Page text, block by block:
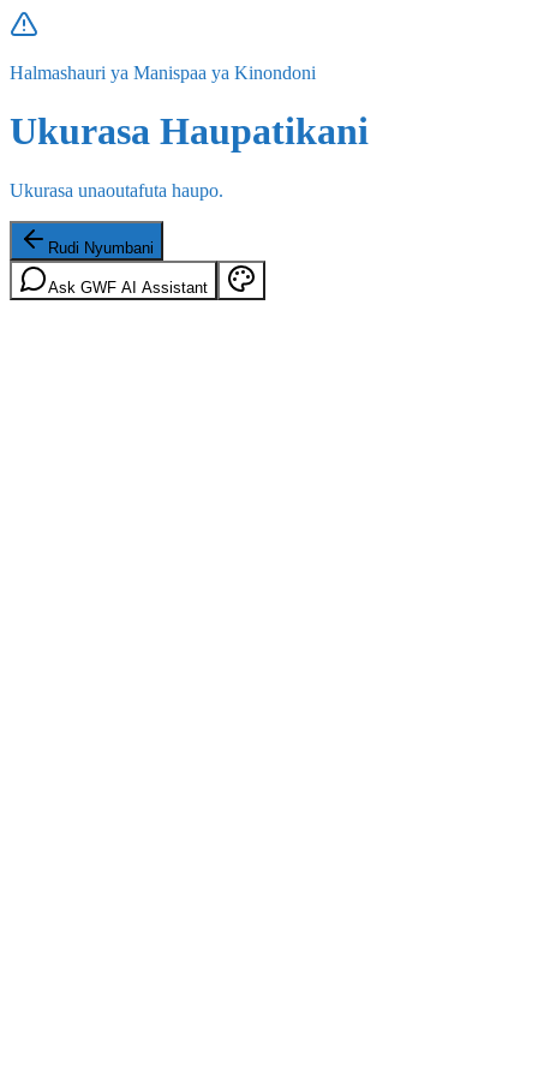
Halmashauri ya Manispaa ya Kinondoni
Ukurasa Haupatikani
Ukurasa unaoutafuta haupo.
Rudi Nyumbani
Ask GWF AI Assistant